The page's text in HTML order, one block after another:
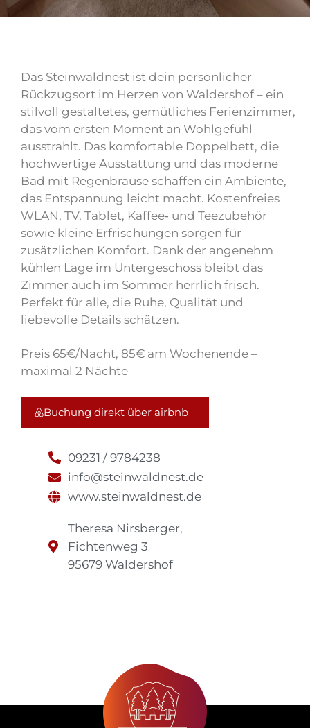
Das Steinwaldnest ist dein persönlicher
Rückzugsort im Herzen von Waldershof – ein
stilvoll gestaltetes, gemütliches Ferienzimmer,
das vom ersten Moment an Wohlgefühl
ausstrahlt. Das komfortable Doppelbett, die
hochwertige Ausstattung und das moderne
Bad mit Regenbrause schaffen ein Ambiente,
das Entspannung leicht macht. Kostenfreies
WLAN, TV, Tablet, Kaffee‑ und Teezubehör
sowie kleine Erfrischungen sorgen für
zusätzlichen Komfort. Dank der angenehm
kühlen Lage im Untergeschoss bleibt das
Zimmer auch im Sommer herrlich frisch.
Perfekt für alle, die Ruhe, Qualität und
liebevolle Details schätzen.
Preis 65€/Nacht, 85€ am Wochenende –
maximal 2 Nächte
Buchung direkt über airbnb
09231 / 9784238
info@steinwaldnest.de
www.steinwaldnest.de
Theresa Nirsberger,
Fichtenweg 3
95679 Waldershof